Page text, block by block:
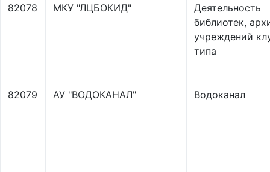
82078 МКУ "ЛЦБОКИД"
Деятельность
библиотек,
учреждений
типа
82079 АУ "ВОДОКАНАЛ" Водоканал